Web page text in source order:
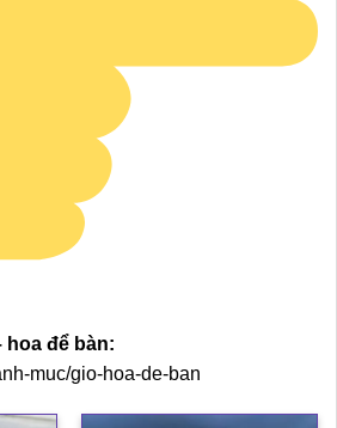
hoa để bàn:
muc/gio-hoa-de-ban